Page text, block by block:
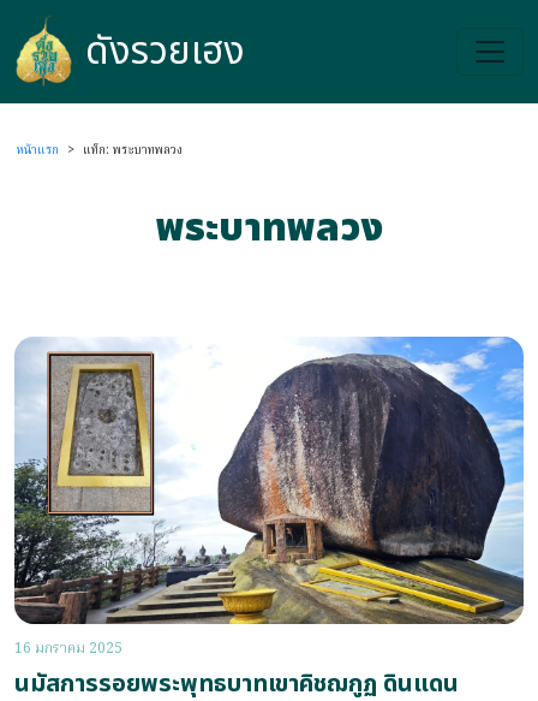
ดังรวยเฮง
ดังรวยเฮง
หน้าแรก > แท็ก: พระบาทพลวง
พระบาทพลวง
16 มกราคม 2025
นมัสการรอยพระพุทธบาทเขาคิชฌกูฏ ดินแดน